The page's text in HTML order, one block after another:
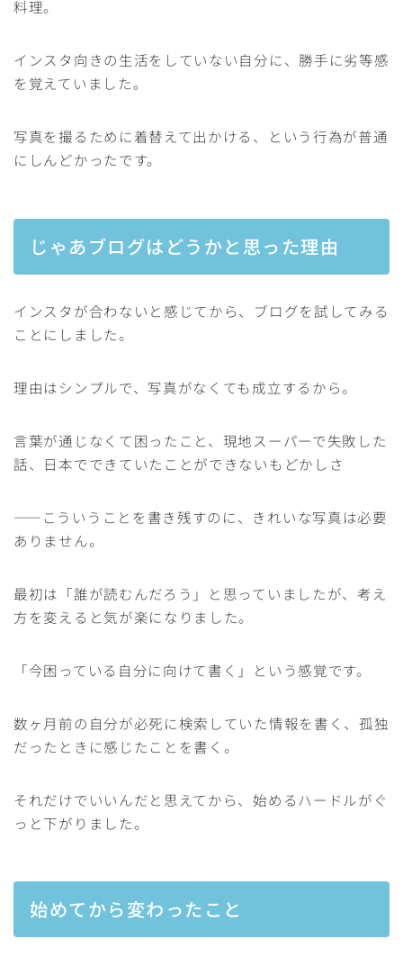
料理。
インスタ向きの生活をしていない自分に、勝手に劣等感
を覚えていました。
写真を撮るために着替えて出かける、という行為が普通
にしんどかったです。
じゃあブログはどうかと思った理由
インスタが合わないと感じてから、ブログを試してみる
ことにしました。
理由はシンプルで、写真がなくても成立するから。
言葉が通じなくて困ったこと、現地スーパーで失敗した
話、日本でできていたことができないもどかしさ
——こういうことを書き残すのに、きれいな写真は必要
ありません。
最初は「誰が読むんだろう」と思っていましたが、考え
方を変えると気が楽になりました。
「今困っている自分に向けて書く」という感覚です。
数ヶ月前の自分が必死に検索していた情報を書く、孤独
だったときに感じたことを書く。
それだけでいいんだと思えてから、始めるハードルがぐ
っと下がりました。
始めてから変わったこと